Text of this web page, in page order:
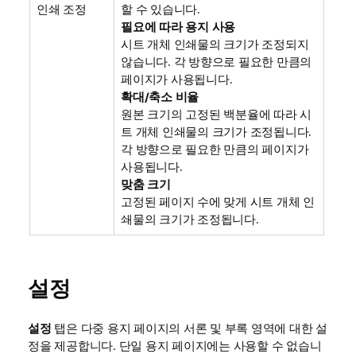
인쇄 조정
할 수 있습니다.
필요에 따라 용지 사용
시트 개체 인쇄물의 크기가 조정되지
않습니다. 각 방향으로 필요한 만큼의
페이지가 사용됩니다.
확대/축소 비율
원본 크기의 고정된 백분율에 따라 시
트 개체 인쇄물의 크기가 조정됩니다.
각 방향으로 필요한 만큼의 페이지가
사용됩니다.
맞춤 크기
고정된 페이지 수에 맞게 시트 개체 인
쇄물의 크기가 조정됩니다.
설정
설정 탭은 다중 용지 페이지의 서론 및 부록 영역에 대한 설
정을 제공합니다. 단일 용지 페이지에는 사용할 수 없습니